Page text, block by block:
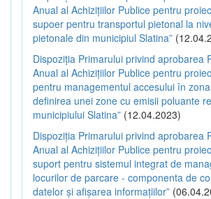
Anual al Achizițiilor Publice pentru
supoer pentru transportul pietonal la
pietonale din municipiul Slatina”
Dispoziția Primarului privind aprobarea
Anual al Achizițiilor Publice pentru
pentru managementul accesului în
definirea unei zone cu emisii poluante
municipiului Slatina” (12.04.2023)
Dispoziția Primarului privind aprobarea
Anual al Achizițiilor Publice pentru
suport pentru sistemul integrat de
locurilor de parcare - componenta de
datelor și afișarea informațiilor”